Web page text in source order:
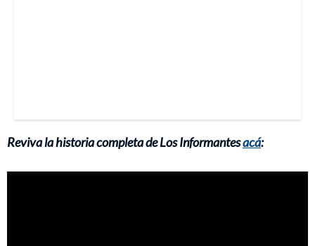
Reviva la historia completa de Los Informantesacá: